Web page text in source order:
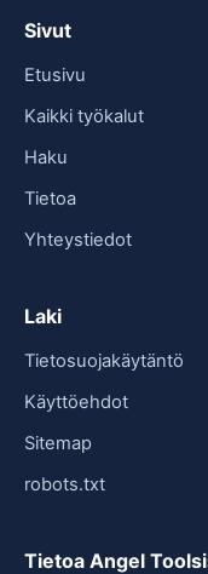
Sivut
Etusivu
Kaikki työkalut
Haku
Tietoa
Yhteystiedot
Laki
Tietosuojakäytäntö
Käyttöehdot
Sitemap
robots.txt
Tietoa Angel